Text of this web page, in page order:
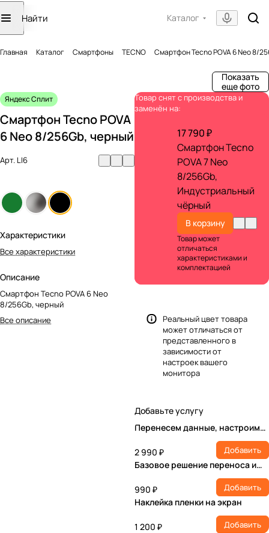
Каталог
Главная Каталог Смартфоны TECNO Смартфон Tecno POVA 6 Neo 8/
Показать
еще фото
Яндекс Сплит
Смартфон Tecno POVA
6 Neo 8/256Gb, черный
Арт. LI6
Характеристики
Все характеристики
Описание
Смартфон Tecno POVA 6 Neo
8/256Gb, черный
Все описание
Товар снят с производства и
заменён на:
17 790 ₽
Смартфон Tecno
POVA 7 Neo
8/256Gb,
Индустриальный
чёрный
В корзину
Товар может
отличаться
характеристиками и
комплектацией
Реальный цвет товара
может отличаться от
представленного в
зависимости от
настроек вашего
монитора
Добавьте услугу
Перенесем данные, настроим
учетную запись, установим ПО
2 990 ₽
Добавить
Базовое решение переноса и
990 ₽
Добавить
Наклейка пленки на экран
1 200 ₽ Добавить